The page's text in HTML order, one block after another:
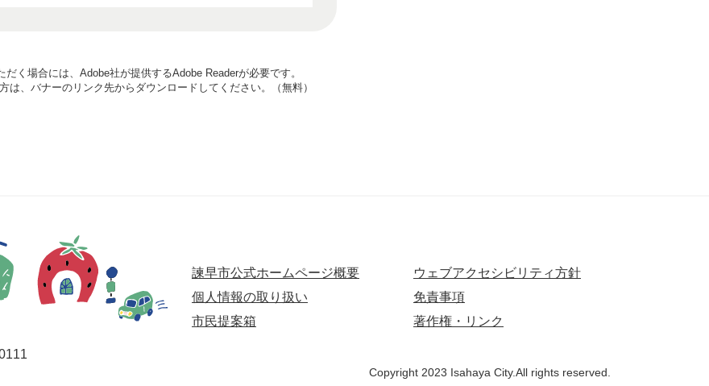
く場合には、Adobe社が提供するAdobe Readerが必要です。
は、バナーのリンク先からダウンロードしてください。（無料）
諫早市公式ホームページ概要
ウェブアクセシビリティ方針
個人情報の取り扱い
免責事項
市民提案箱
著作権・リンク
Copyright 2023 Isahaya City.All rights reserved.